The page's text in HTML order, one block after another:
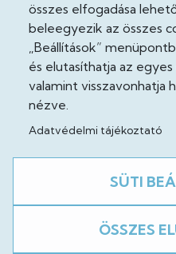
összes elfogadása
beleegyezik az összes
„Beállítások”
és elutasíthatja az
valamint visszavonhatja
nézve.
Adatvédelmi tájékoztató
SÜTI
ÖSSZES
Jogi
A weboldal fejlesztés